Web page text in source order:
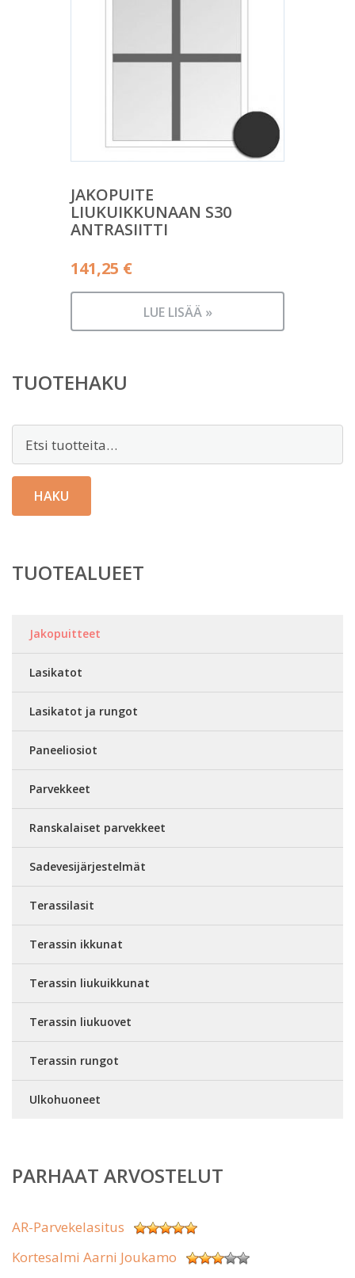
JAKOPUITE
LIUKUIKKUNAAN S30
ANTRASIITTI
141,25 €
LUE LISÄÄ »
TUOTEHAKU
HAKU
TUOTEALUEET
Jakopuitteet
Lasikatot
Lasikatot ja rungot
Paneeliosiot
Parvekkeet
Ranskalaiset parvekkeet
Sadevesijärjestelmät
Terassilasit
Terassin ikkunat
Terassin liukuikkunat
Terassin liukuovet
Terassin rungot
Ulkohuoneet
PARHAAT ARVOSTELUT
AR-Parvekelasitus
Kortesalmi Aarni Joukamo